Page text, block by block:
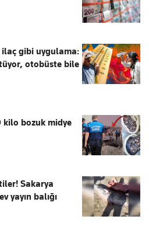
gibi uygulama:
otobüste bile
kilo bozuk midye
Sakarya
yayın balığı